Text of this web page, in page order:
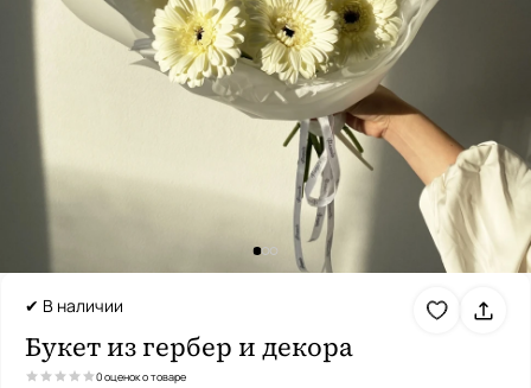
✔ В наличии
Букет из гербер и декора
0 оценок о товаре